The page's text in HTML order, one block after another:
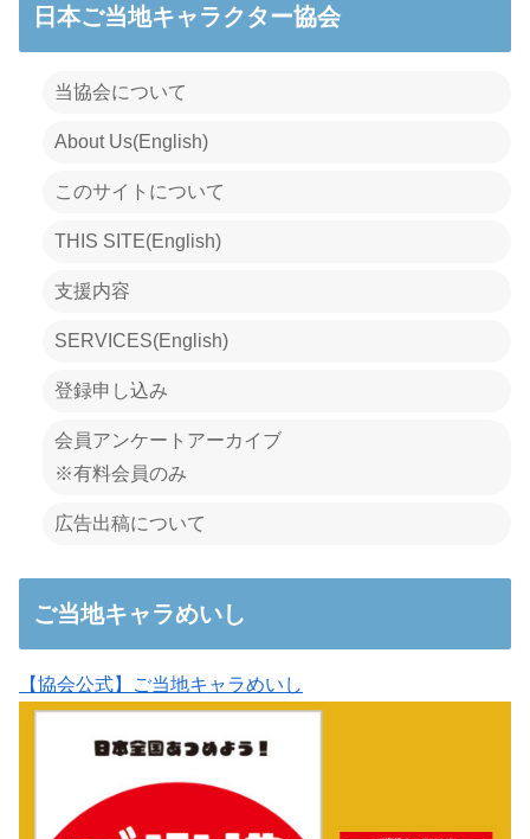
日本ご当地キャラクター協会
当協会について
About Us(English)
このサイトについて
THIS SITE(English)
支援内容
SERVICES(English)
登録申し込み
会員アンケートアーカイブ
※有料会員のみ
広告出稿について
ご当地キャラめいし
【協会公式】ご当地キャラめいし